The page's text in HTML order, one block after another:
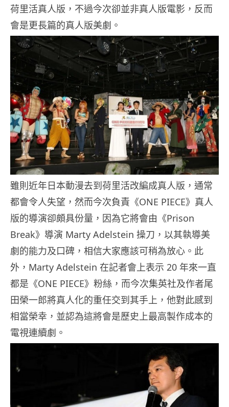
荷里活真人版，不過今次卻並非真人版電影，反而
會是更長篇的真人版美劇。
雖則近年日本動漫去到荷里活改編成真人版，通常
都會令人失望，然而今次負責《ONE PIECE》真人
版的導演卻頗具份量，因為它將會由《Prison
Break》導演 Marty Adelstein 操刀，以其執導美
劇的能力及口碑，相信大家應該可稍為放心。此
外，Marty Adelstein 在記者會上表示 20 年來一直
都是《ONE PIECE》粉絲，而今次集英社及作者尾
田榮一郎將真人化的重任交到其手上，他對此感到
相當榮幸，並認為這將會是歷史上最高製作成本的
電視連續劇。